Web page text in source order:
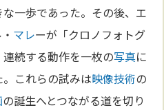
一歩であった。その後、エ
マレーが「クロノフォトグ
続する動作を一枚の写真に
これらの試みは映像技術の
の誕生へとつながる道を切り